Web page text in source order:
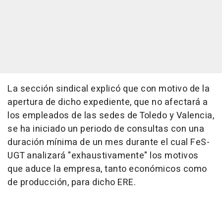
La sección sindical explicó que con motivo de la
apertura de dicho expediente, que no afectará a
los empleados de las sedes de Toledo y Valencia,
se ha iniciado un periodo de consultas con una
duración mínima de un mes durante el cual FeS-
UGT analizará "exhaustivamente" los motivos
que aduce la empresa, tanto económicos como
de producción, para dicho ERE.